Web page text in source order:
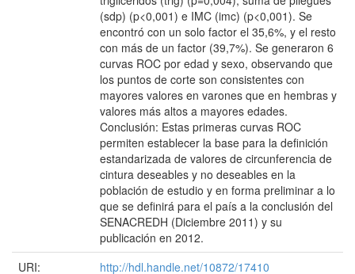
(sdp) (p<0,001) e IMC (imc) (p<0,001). Se
encontró con un solo factor el 35,6%, y el resto
con más de un factor (39,7%). Se generaron 6
curvas ROC por edad y sexo, observando que
los puntos de corte son consistentes con
mayores valores en varones que en hembras y
valores más altos a mayores edades.
Conclusión: Estas primeras curvas ROC
permiten establecer la base para la definición
estandarizada de valores de circunferencia de
cintura deseables y no deseables en la
población de estudio y en forma preliminar a lo
que se definirá para el país a la conclusión del
SENACREDH (Diciembre 2011) y su
publicación en 2012.
URI:
http://hdl.handle.net/10872/17410